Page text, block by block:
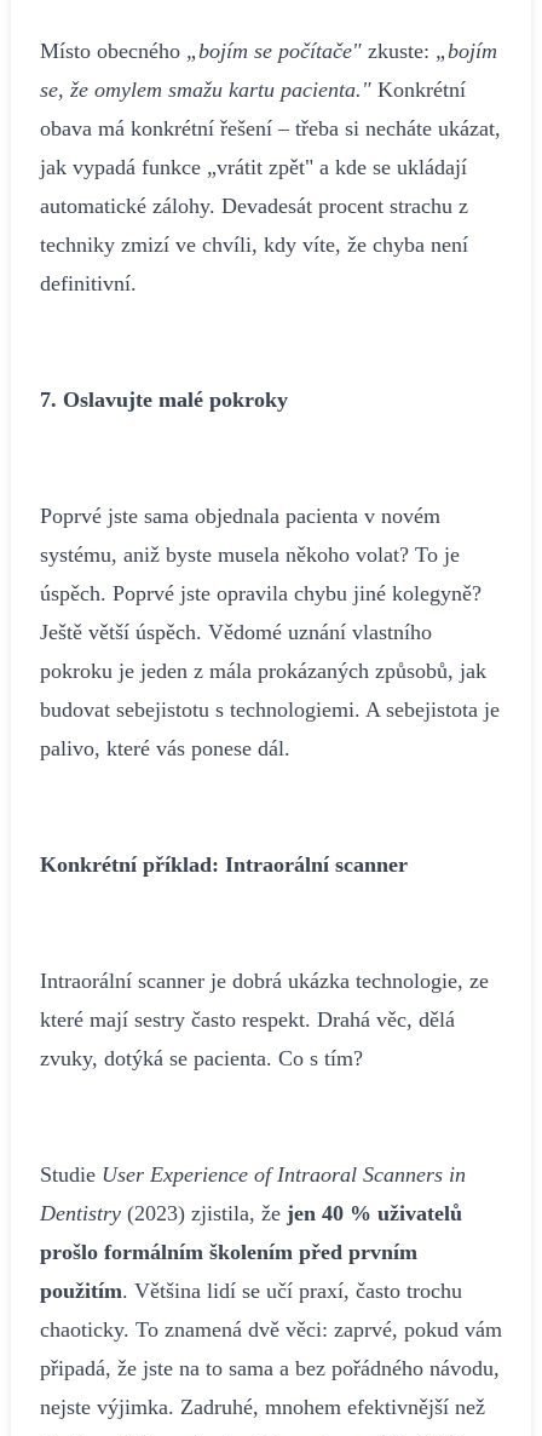
Místo obecného „bojím se počítače" zkuste: „bojím
se, že omylem smažu kartu pacienta." Konkrétní
obava má konkrétní řešení – třeba si necháte ukázat,
jak vypadá funkce „vrátit zpět" a kde se ukládají
automatické zálohy. Devadesát procent strachu z
techniky zmizí ve chvíli, kdy víte, že chyba není
definitivní.
7. Oslavujte malé pokroky
Poprvé jste sama objednala pacienta v novém
systému, aniž byste musela někoho volat? To je
úspěch. Poprvé jste opravila chybu jiné kolegyně?
Ještě větší úspěch. Vědomé uznání vlastního
pokroku je jeden z mála prokázaných způsobů, jak
budovat sebejistotu s technologiemi. A sebejistota je
palivo, které vás ponese dál.
Konkrétní příklad: Intraorální scanner
Intraorální scanner je dobrá ukázka technologie, ze
které mají sestry často respekt. Drahá věc, dělá
zvuky, dotýká se pacienta. Co s tím?
Studie User Experience of Intraoral Scanners in
Dentistry (2023) zjistila, že jen 40 % uživatelů
prošlo formálním školením před prvním
použitím. Většina lidí se učí praxí, často trochu
chaoticky. To znamená dvě věci: zaprvé, pokud vám
připadá, že jste na to sama a bez pořádného návodu,
nejste výjimka. Zadruhé, mnohem efektivnější než